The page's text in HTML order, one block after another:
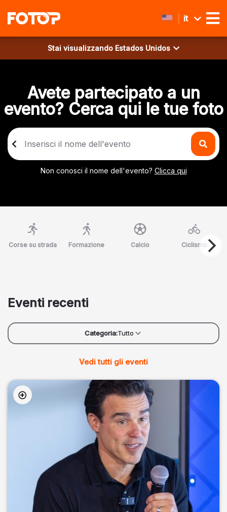
it
Stai visualizzando Estados Unidos
Avete partecipato a un
evento? Cerca qui le tue foto
Non conosci il nome dell'evento? Clicca qui
Corse su strada Formazione Calcio Ciclismo
Eventi recenti
Categoria:Tutto
Vedi tutti gli eventi